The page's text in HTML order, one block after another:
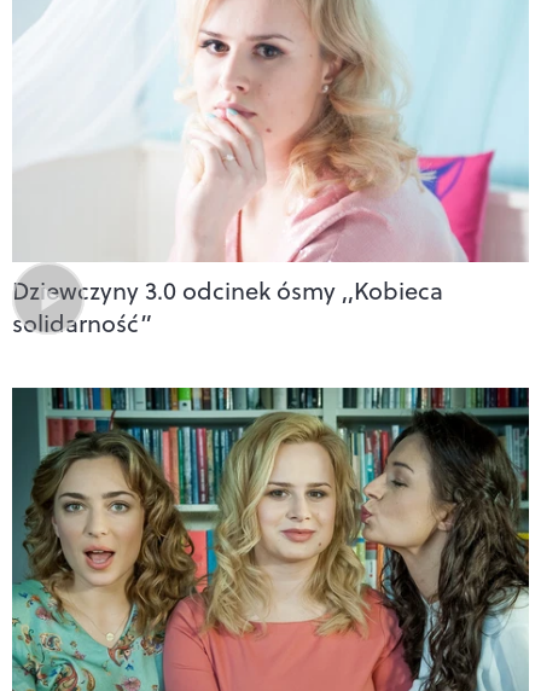
Dziewczyny 3.0 odcinek ósmy ,,Kobieca
solidarność”